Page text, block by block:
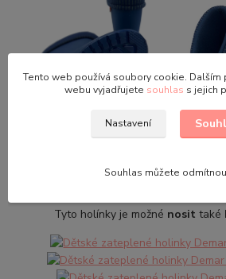
ZATEPLENÍ
Holínky s vložkou využijete od
Tyto holínky je možné nosittaké
Tento web používá soubory cookie. Dalším
webu vyjadřujete souhlas s jejich
Nastavení
Souhlas můžete